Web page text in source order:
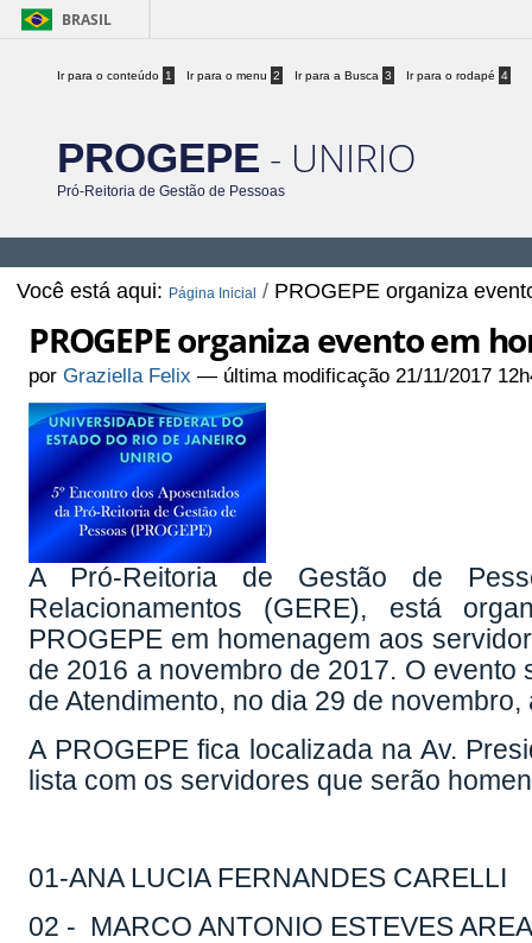
BRASIL
Ir para o conteúdo 1 Ir para o menu 2 Ir para a Busca 3 Ir para o rodapé 4
PROGEPE - UNIRIO
Pró-Reitoria de Gestão de Pessoas
Você está aqui: Página Inicial / PROGEPE organiza
PROGEPE organiza evento em
porGraziella Felix — última modificação 21/11/2017
A Pró-Reitoria de Gestão de
Relacionamentos (GERE), está
PROGEPE em homenagem aos
de 2016 a novembro de 2017. O
de Atendimento, no dia 29 de novembro,
A PROGEPE fica localizada na Av.
lista com os servidores que serão
01-ANA LUCIA FERNANDES CARELLI
02 - MARCO ANTONIO ESTEVES